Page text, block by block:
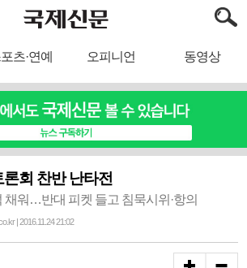
츠·연예 오피니언 동영상
회 찬반 난타전
채워…반대 피켓 들고 침묵시위·항의
| 2016.11.24 21:02